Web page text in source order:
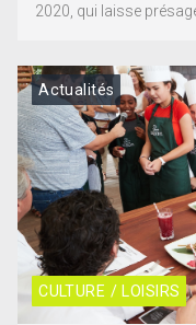
2020, qui laisse
CULTURE / LOISIRS
Actualités